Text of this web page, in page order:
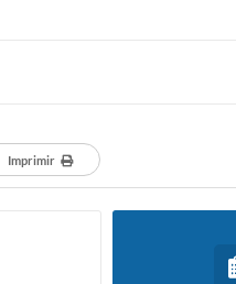
Imprimir